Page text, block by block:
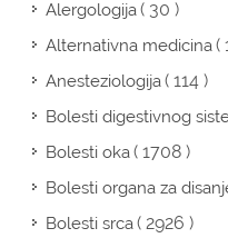
Alergologija( 30 )
Alternativna medicina(
Anesteziologija( 114 )
Bolesti digestivnog
Bolesti oka( 1708 )
Bolesti organa za
Bolesti srca( 2926 )